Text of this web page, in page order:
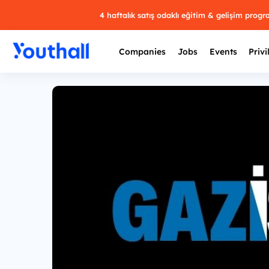
4 haftalık satış odaklı eğitim & gelişim
Companies Jobs Events